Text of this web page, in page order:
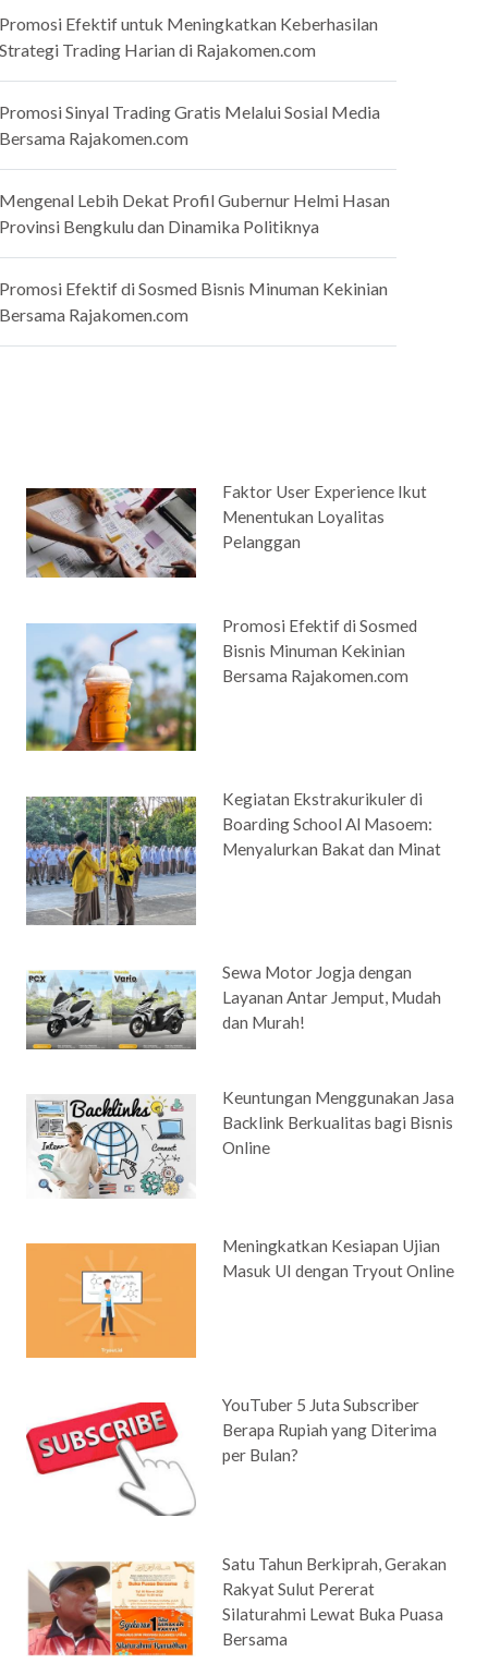
Efektif untuk Meningkatkan Keberhasilan
Trading Harian di Rajakomen.com
Sinyal Trading Gratis Melalui Sosial Media
Rajakomen.com
Lebih Dekat Profil Gubernur Helmi Hasan
Bengkulu dan Dinamika Politiknya
Efektif di Sosmed Bisnis Minuman Kekinian
Rajakomen.com
Faktor User Experience Ikut
Menentukan Loyalitas
Pelanggan
Promosi Efektif di Sosmed
Bisnis Minuman Kekinian
Bersama Rajakomen.com
Kegiatan Ekstrakurikuler di
Boarding School Al Masoem:
Menyalurkan Bakat dan Minat
Sewa Motor Jogja dengan
Layanan Antar Jemput, Mudah
dan Murah!
Keuntungan Menggunakan Jasa
Backlink Berkualitas bagi Bisnis
Online
Meningkatkan Kesiapan Ujian
Masuk UI dengan Tryout Online
YouTuber 5 Juta Subscriber
Berapa Rupiah yang Diterima
per Bulan?
Satu Tahun Berkiprah, Gerakan
Rakyat Sulut Pererat
Silaturahmi Lewat Buka Puasa
Bersama